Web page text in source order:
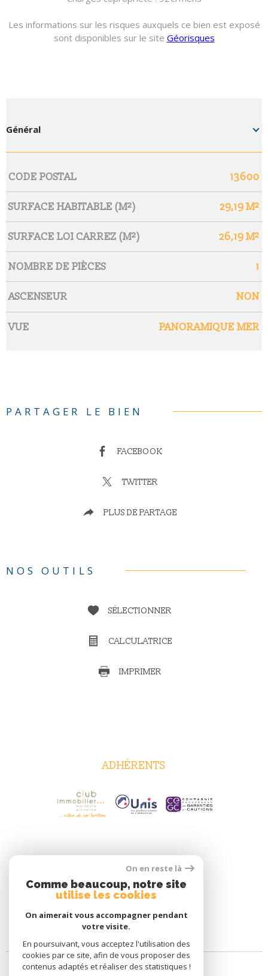
Les informations sur les risques auxquels ce bien est exposé
sont disponibles sur le site Géorisques
Général
Caractérisque Valeurs
CODE POSTAL 13600
SURFACE HABITABLE (M²) 29,19 M²
SURFACE LOI CARREZ (M²) 26,19 M²
NOMBRE DE PIÈCES 1
ASCENSEUR NON
VUE PANORAMIQUE MER
PARTAGER LE BIEN
FACEBOOK
TWITTER
PLUS DE PARTAGE
NOS OUTILS
SÉLECTIONNER
CALCULATRICE
IMPRIMER
ADHÉRENTS
On en reste là
Comme beaucoup, notre site
utilise les cookies
On aimerait vous accompagner pendant
votre visite.
En poursuivant, vous acceptez l'utilisation des
cookies par ce site, afin de vous proposer des
contenus adaptés et réaliser des statistiques !